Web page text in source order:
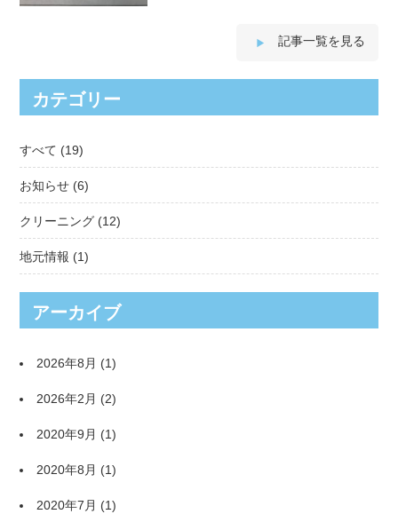
記事一覧を見る
カテゴリー
すべて (19)
お知らせ (6)
クリーニング (12)
地元情報 (1)
アーカイブ
2026年8月 (1)
2026年2月 (2)
2020年9月 (1)
2020年8月 (1)
2020年7月 (1)